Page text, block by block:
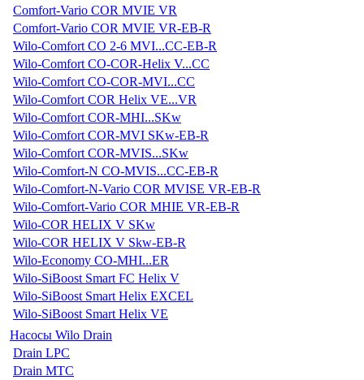
Comfort-Vario COR MVIE VR
Comfort-Vario COR MVIE VR-EB-R
Wilo-Comfort CO 2-6 MVI...CC-EB-R
Wilo-Comfort CO-COR-Helix V...CC
Wilo-Comfort CO-COR-MVI...CC
Wilo-Comfort COR Helix VE...VR
Wilo-Comfort COR-MHI...SKw
Wilo-Comfort COR-MVI SKw-EB-R
Wilo-Comfort COR-MVIS...SKw
Wilo-Comfort-N CO-MVIS...CC-EB-R
Wilo-Comfort-N-Vario COR MVISE VR-EB-R
Wilo-Comfort-Vario COR MHIE VR-EB-R
Wilo-COR HELIX V SKw
Wilo-COR HELIX V Skw-EB-R
Wilo-Economy CO-MHI...ER
Wilo-SiBoost Smart FC Helix V
Wilo-SiBoost Smart Helix EXCEL
Wilo-SiBoost Smart Helix VE
Насосы Wilo Drain
Drain LPC
Drain MTC